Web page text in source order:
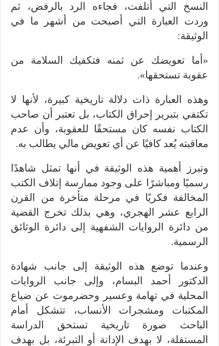
النسخ التي أُتلفت، فجاءه الرد بالرفض، ثم
وردت العبارة التي أصبحت من أشهر ما في
الوثيقة:
«أما تعويضك عن ثمنه فتكفيك السلامة من
عقوبة تستحقها».
وهذه العبارة ذات دلالة تاريخية كبيرة، لأنها لا
تكتفي بتبرير إحراق الكتاب، بل تعتبر أن صاحب
الكتاب نفسه كان مستحقًا للعقوبة، وأن عدم
معاقبته يُعد كافيًا عن أي تعويض مالي يطالب به.
وتبرز أهمية هذه الوثيقة في أنها تمثل شاهدًا
رسميًا ومباشرًا على وجود ممارسة إتلاف الكتب
المخالفة فكريًا في مرحلة متأخرة من القرن
الرابع عشر الهجري، وهي بذلك تخرج القضية
من دائرة الروايات الشفهية إلى دائرة الوثائق
الرسمية.
وعندما توضع هذه الوثيقة إلى جانب شهادة
الدكتور أحمد البسام، وإلى جانب الروايات
المحلية في تهامة وعسير وحضرموت عن ضياع
المكتبات ومشجرات الأنساب، تتشكل أمام
الباحث صورة تاريخية تستحق الدراسة
المستقلة، لا بهدف الإدانة أو التبرئة، بل بهدف